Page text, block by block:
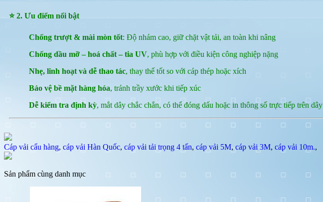
⭐ 2. Ưu điểm nổi bật
Chống trượt & mài mòn tốt: Độ nhám cao, giữ chặt vật tải, an toàn khi nâng
Chống dầu mỡ – hoá chất – tia UV, phù hợp với điều kiện công nghiệp nặng
Nhẹ, linh hoạt và dễ thao tác, thay thế tốt so với cáp thép hoặc xích
Bảo vệ bề mặt hàng hóa, tránh trầy xước khi tiếp xúc
Dễ kiểm tra định kỳ, mắt dây chắc chắn, có thể đóng dấu hoặc in thông số trực tiếp trên dây
Cáp vải cẩu hàng, cáp vải Hàn Quốc, cáp vải tải trọng 4 tấn, cáp vải 5M,cáp vải 3M, cáp vải 10m.,
Sản phẩm cùng danh mục